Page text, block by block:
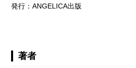
発行：ANGELICA出版
著者